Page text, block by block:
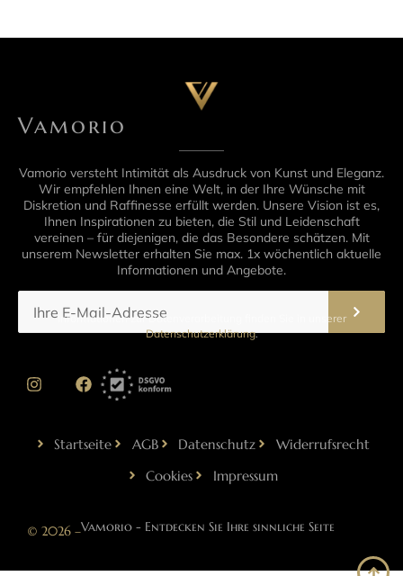
Vamorio
Vamorio versteht Intimität als Ausdruck von Kunst und Eleganz.
Wir empfehlen Ihnen eine Welt, in der Ihre Wünsche mit
Diskretion und Raffinesse erfüllt werden. Unsere Vision ist es,
Ihnen Inspirationen zu bieten, die Stil und Leidenschaft
vereinen – für diejenigen, die das Besondere schätzen. Mit
unserem Newsletter erhalten Sie max. 1x wöchentlich aktuelle
Informationen und Angebote.
Informationen zur Datenverarbeitung finden Sie in unserer
Datenschutzerklärung.
Startseite AGB Datenschutz
Widerrufsrecht
Cookies
Impressum
© 2026 –Vamorio - Entdecken Sie Ihre sinnliche Seite